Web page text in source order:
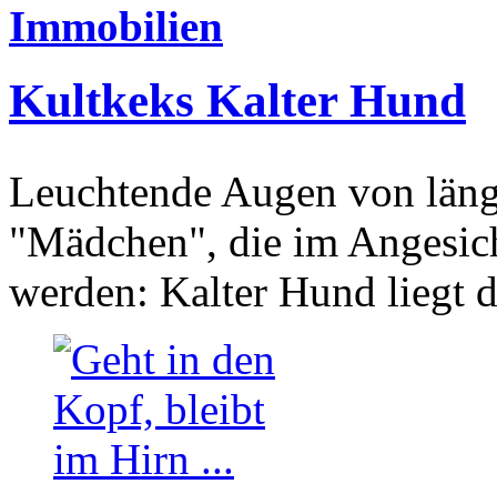
Immobilien
Kultkeks Kalter Hund
Leuchtende Augen von
"Mädchen", die im
werden: Kalter Hund liegt